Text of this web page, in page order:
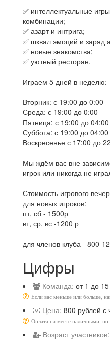
✅ интеллектуальные
комбинации;
✅ азарт и интрига;
✅ шквал эмоций и заряд
✅ новые знакомства;
✅ уютный ресторан.
Играем 5 дней в неделю:
Вторник: с 19:00 до 0:00
Среда: с 19:00 до 0:00
Пятница: с 19:00 до 04:00
Суббота: с 19:00 до 04:00
Воскресенье с 17:00 до
Мы ждём вас вне
игрок или никогда не
Стоимость игрового
для новых игроков:
пт, сб - 1500р
вт, ср, вс -1200 р
для членов клуба - 800-
Цифры
Команда: от 1 до
Если вас меньше или больше,
Цена: 800 рублей с
Оплата на месте наличными, по
Возраст участников: